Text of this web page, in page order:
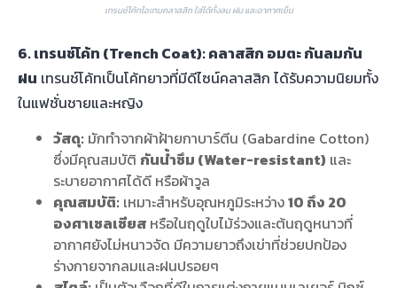
เทรนช์โค้ทไอเทมคลาสสิก ใส่ได้ทั้งลม ฝน และอากาศเย็น
6. เทรนช์โค้ท (Trench Coat): คลาสสิก อมตะ กันลมกัน
ฝน เทรนช์โค้ทเป็นโค้ทยาวที่มีดีไซน์คลาสสิก ได้รับความนิยมทั้ง
ในแฟชั่นชายและหญิง
วัสดุ: มักทำจากผ้าฝ้ายกาบาร์ตีน (Gabardine Cotton)
ซึ่งมีคุณสมบัติ กันน้ำซึม (Water-resistant) และ
ระบายอากาศได้ดี หรือผ้าวูล
คุณสมบัติ: เหมาะสำหรับอุณหภูมิระหว่าง10 ถึง 20
องศาเซลเซียส หรือในฤดูใบไม้ร่วงและต้นฤดูหนาวที่
อากาศยังไม่หนาวจัด มีความยาวถึงเข่าที่ช่วยปกป้อง
ร่างกายจากลมและฝนปรอยๆ